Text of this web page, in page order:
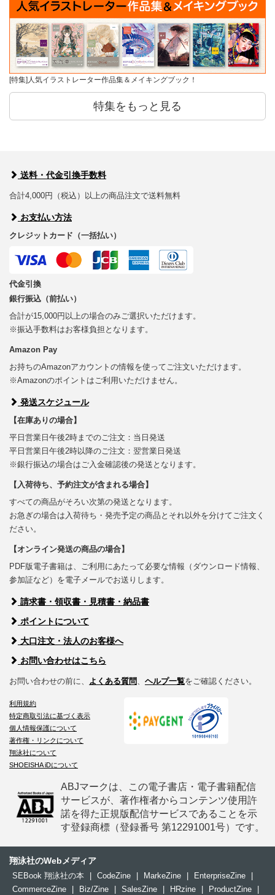
[特集]人気イラストレーター作品集＆メイキングブック！
特集をもっと見る
送料・代金引換手数料
合計4,000円（税込）以上の商品注文で送料無料
お支払い方法
クレジットカード（一括払い）
代金引換
銀行振込（前払い）
合計が15,000円以上の場合のみご選択いただけます。
※振込手数料はお客様負担となります。
Amazon Pay
お持ちのAmazonアカウントの情報を使ってご注文いただけます。
※Amazonのポイントはご利用いただけません。
発送スケジュール
【在庫ありの場合】
平日営業日午後2時までのご注文：当日発送
平日営業日午後2時以降のご注文：翌営業日発送
※銀行振込の場合はご入金確認後の発送となります。
【入荷待ち、予約注文が含まれる場合】
すべての商品がそろい次第の発送となります。
お急ぎの場合は入荷待ち・発売予定の商品とそれ以外を分けてご注文く
ださい。
【オンライン発送の商品の場合】
PDF版電子書籍は、ご利用にあたって必要な情報（ダウンロード情報、
参加証など）を電子メールでお送りします。
請求書・領収書・見積書・納品書
ポイントについて
大口注文・法人のお客様へ
お問い合わせはこちら
お問い合わせの前に、 よくある質問 ヘルプ一覧をご確認ください。
利用規約
特定商取引法に基づく表示
個人情報保護について
著作権・リンクについて
翔泳社について
SHOEISHA iDについて
ABJマークは、この電子書店・電子書籍配信
サービスが、著作権者からコンテンツ使用許
諾を得た正規版配信サービスであることを示
す登録商標（登録番号 第12291001号）です。
翔泳社のWebメディア
SEBook 翔泳社の本 CodeZine MarkeZine EnterpriseZine
CommerceZine
Biz/Zine SalesZine HRzine ProductZine